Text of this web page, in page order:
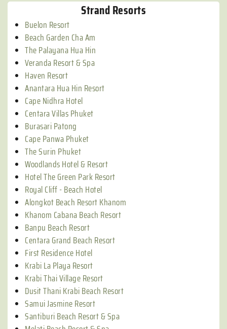
Strand Resorts
Buelon Resort
Beach Garden Cha Am
The Palayana Hua Hin
Veranda Resort & Spa
Haven Resort
Anantara Hua Hin Resort
Cape Nidhra Hotel
Centara Villas Phuket
Burasari Patong
Cape Panwa Phuket
The Surin Phuket
Woodlands Hotel & Resort
Hotel The Green Park Resort
Royal Cliff - Beach Hotel
Alongkot Beach Resort Khanom
Khanom Cabana Beach Resort
Banpu Beach Resort
Centara Grand Beach Resort
First Residence Hotel
Krabi La Playa Resort
Krabi Thai Village Resort
Dusit Thani Krabi Beach Resort
Samui Jasmine Resort
Santiburi Beach Resort & Spa